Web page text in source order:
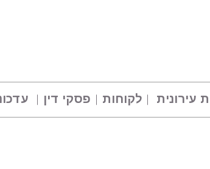
עירונית לקוחות פסקי דין